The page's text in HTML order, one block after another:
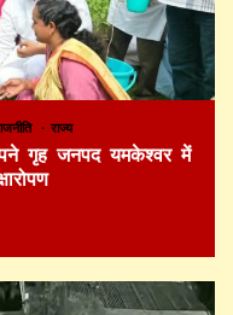
राज्य
गृह जनपद यमकेश्वर में